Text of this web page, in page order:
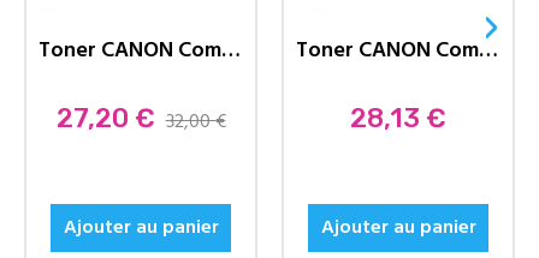
Toner CANON Compatible 054Y - Jaune
Prix
27,20 € 32,00 €
Ajouter au panier
Toner CANON Compatible 731 - Noir
Prix
28,13 €
Ajouter au panier
›